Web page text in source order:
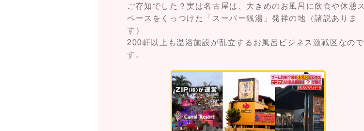
ご存知でした？実は名古屋は、大きめのお風呂に飲食や休憩ス
ペースをくっつけた「スーパー銭湯」発祥の地（諸説ありま
す）
200軒以上も温浴施設が乱立するお風呂ビジネス激戦区なので
す。